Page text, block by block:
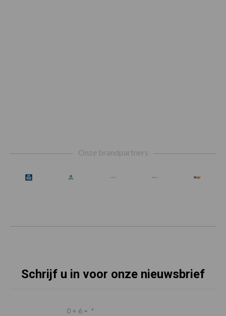
Onze brandpartners
Schrijf u in voor onze nieuwsbrief
0 + 6 = *